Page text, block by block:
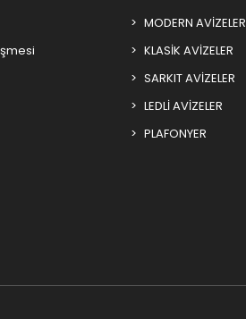
MODERN AVİZELER
KLASİK AVİZELER
SARKIT AVİZELER
LEDLİ AVİZELER
PLAFONYER